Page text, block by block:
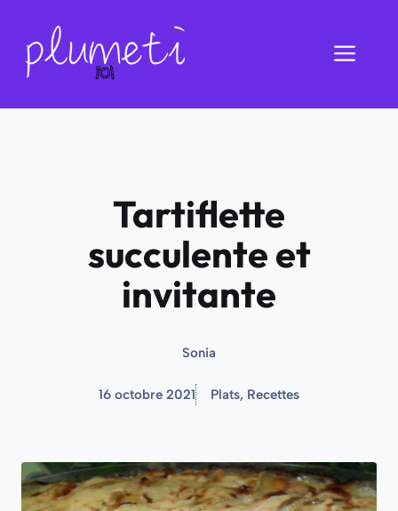
contenu
Tartiflette
succulente et
invitante
Sonia
16 octobre 2021 Plats, Recettes